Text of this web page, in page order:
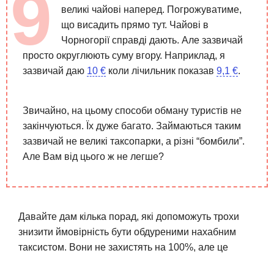
великі чайові наперед. Погрожуватиме,
що висадить прямо тут. Чайові в
Чорногорії справді дають. Але зазвичай
просто округлюють суму вгору. Наприклад, я
зазвичай даю 10 € коли лічильник показав 9,1 €.
Звичайно, на цьому способи обману туристів не
закінчуються. Їх дуже багато. Займаються таким
зазвичай не великі таксопарки, а різні “бомбили”.
Але Вам від цього ж не легше?
Давайте дам кілька порад, які допоможуть трохи
знизити ймовірність бути обдуреними нахабним
таксистом. Вони не захистять на 100%, але це